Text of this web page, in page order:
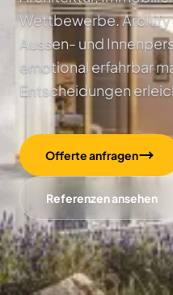
Wettbewerbe.
Aussen- und
emotional erfahrbar
Entscheidungen
Offerte anfragen
Referenzen ansehen